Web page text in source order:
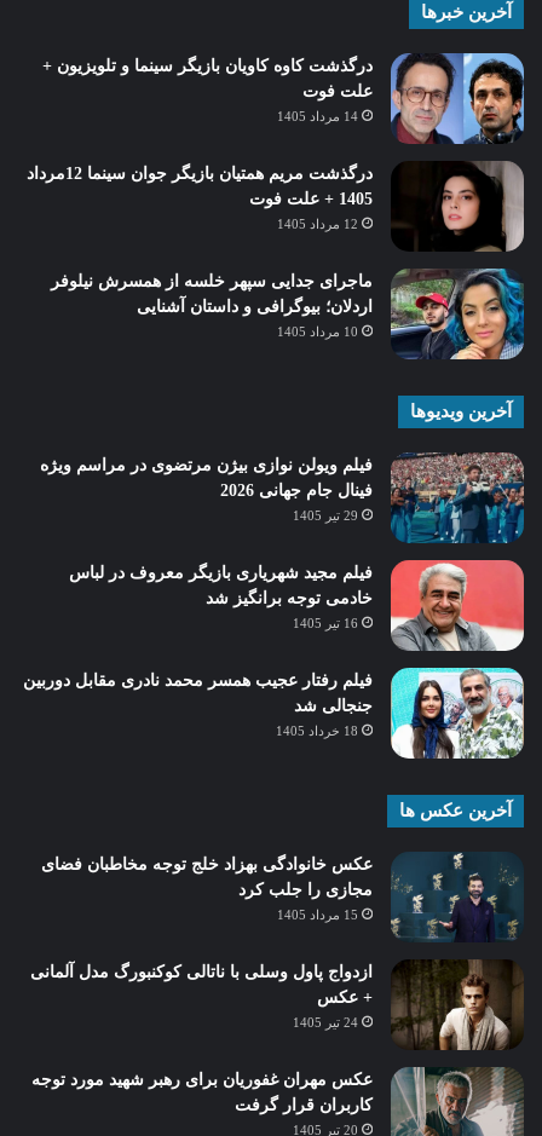
آخرین خبرها
درگذشت کاوه کاویان بازیگر سینما و تلویزیون +
علت فوت
14 مرداد 1405
درگذشت مریم همتیان بازیگر جوان سینما 12مرداد
1405 + علت فوت
12 مرداد 1405
ماجرای جدایی سپهر خلسه از همسرش نیلوفر
اردلان؛ بیوگرافی و داستان آشنایی
10 مرداد 1405
آخرین ویدیوها
فیلم ویولن نوازی بیژن مرتضوی در مراسم ویژه
فینال جام جهانی 2026
29 تیر 1405
فیلم مجید شهریاری بازیگر معروف در لباس
خادمی توجه برانگیز شد
16 تیر 1405
فیلم رفتار عجیب همسر محمد نادری مقابل دوربین
جنجالی شد
18 خرداد 1405
آخرین عکس ها
عکس خانوادگی بهزاد خلج توجه مخاطبان فضای
مجازی را جلب کرد
15 مرداد 1405
ازدواج پاول وسلی با ناتالی کوکنبورگ مدل آلمانی
+ عکس
24 تیر 1405
عکس مهران غفوریان برای رهبر شهید مورد توجه
کاربران قرار گرفت
20 تیر 1405